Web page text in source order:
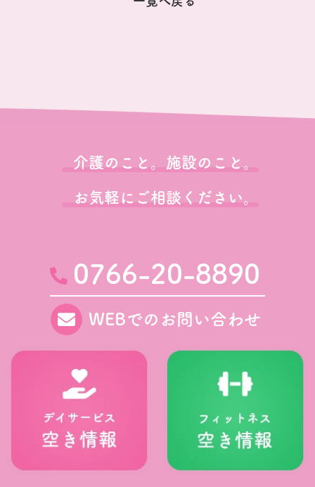
介護のこと。施設のこと。
お気軽にご相談ください。
0766-20-8890
WEBでのお問い合わせ